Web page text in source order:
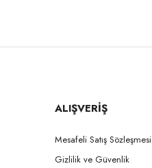
ALIŞVERİŞ
Mesafeli Satış Sözleşmesi
Gizlilik ve Güvenlik